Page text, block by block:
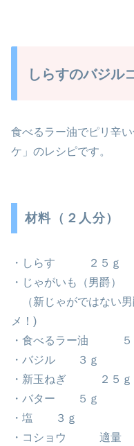
しらすのバジル
食べるラー油でピリ辛
ケ」のレシピです。
材料（２人分）
・しらす ２５ｇ
・じゃがいも（男爵
（新じゃがではない男
メ！)
・食べるラー油 ５
・バジル ３ｇ
・新玉ねぎ ２５ｇ
・バター ５ｇ
・塩 ３ｇ
・コショウ 適量